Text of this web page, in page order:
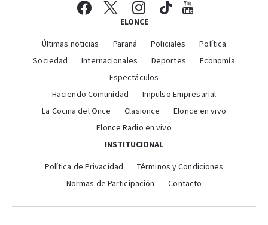
ELONCE
Últimas noticias Paraná Policiales
Política
Sociedad
Internacionales Deportes
Economía
Espectáculos
Haciendo Comunidad
Impulso Empresarial
La Cocina del Once
Clasionce
Elonce en vivo
Elonce Radio en vivo
INSTITUCIONAL
Política de Privacidad
Términos y Condiciones
Normas de Participación
Contacto